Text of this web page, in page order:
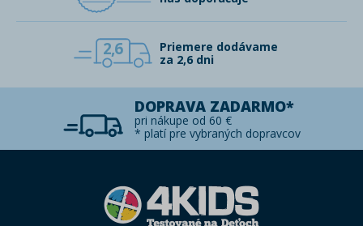
2,6
Priemere dodávame
za 2,6 dni
DOPRAVA ZADARMO*
pri nákupe od 60 €
* platí pre vybraných dopravcov